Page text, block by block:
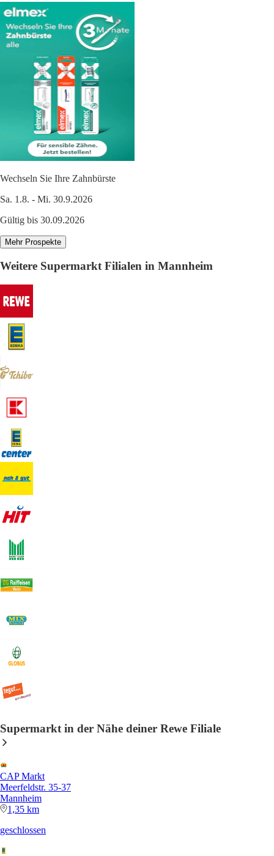
Wechseln Sie Ihre Zahnbürste
Sa. 1.8. - Mi. 30.9.2026
Gültig bis 30.09.2026
Mehr Prospekte
Weitere Supermarkt Filialen in Mannheim
Supermarkt in der Nähe deiner Rewe Filiale
CAP Markt
Meerfeldstr. 35-37
Mannheim
1,35 km
geschlossen